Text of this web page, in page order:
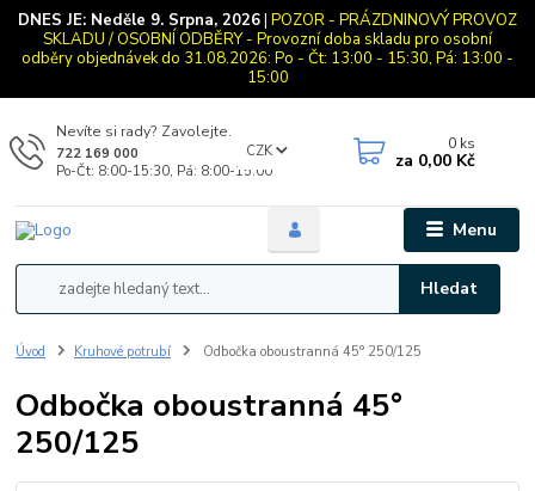
DNES JE: Neděle 9. Srpna, 2026| POZOR - PRÁZDNINOVÝ PROVOZ
SKLADU / OSOBNÍ ODBĚRY - Provozní doba skladu pro osobní
odběry objednávek do 31.08.2026: Po - Čt: 13:00 - 15:30, Pá: 13:00 -
15:00
Menu
CZK
Hledat
Nevíte si rady? Zavolejte.
722 169 000
Po-Čt: 8:00-15:30, Pá: 8:00-15:00
0 ks
za 0,00 Kč
Úvod Kruhové potrubí Odbočka oboustranná 45° 250/125
Odbočka oboustranná 45°
250/125